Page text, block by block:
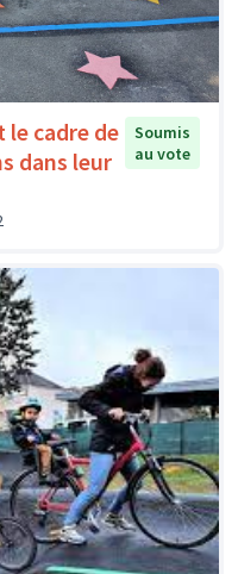
cadre de
dans leur
Soumis
au vote